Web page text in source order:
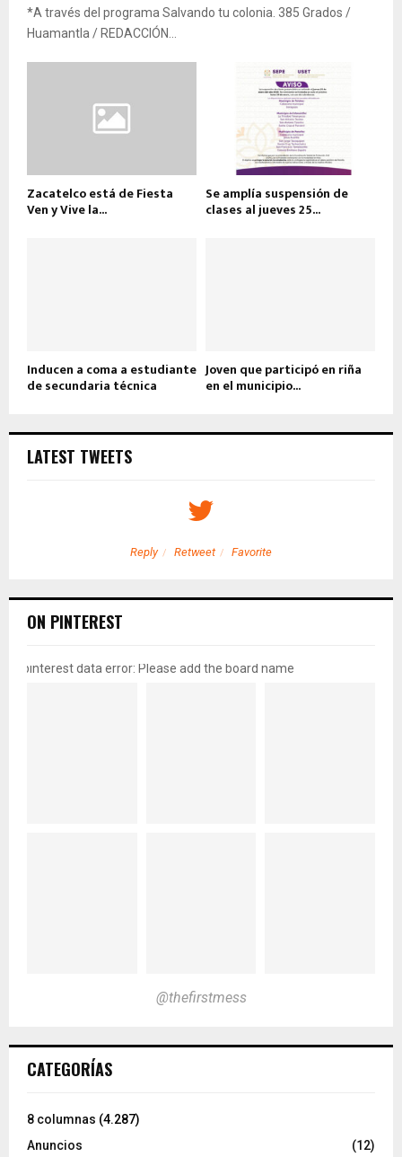
*A través del programa Salvando tu colonia. 385 Grados /
Huamantla / REDACCIÓN...
Zacatelco está de Fiesta
Ven y Vive la...
Se amplía suspensión de
clases al jueves 25...
Inducen a coma a estudiante
de secundaria técnica
Joven que participó en riña
en el municipio...
LATEST TWEETS
Reply Retweet Favorite
ON PINTEREST
pinterest data error: Please add the board name
@thefirstmess
CATEGORÍAS
8 columnas (4.287)
Anuncios
(12)